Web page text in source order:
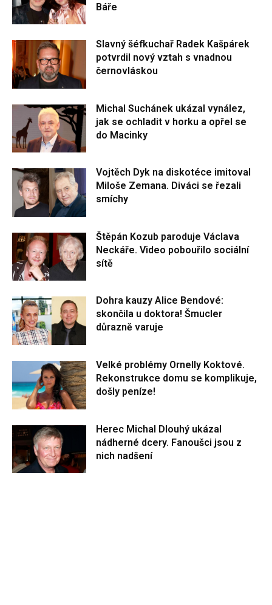
Báře
Slavný šéfkuchař Radek Kašpárek
potvrdil nový vztah s vnadnou
černovláskou
Michal Suchánek ukázal vynález,
jak se ochladit v horku a opřel se
do Macinky
Vojtěch Dyk na diskotéce imitoval
Miloše Zemana. Diváci se řezali
smíchy
Štěpán Kozub paroduje Václava
Neckáře. Video pobouřilo sociální
sítě
Dohra kauzy Alice Bendové:
skončila u doktora! Šmucler
důrazně varuje
Velké problémy Ornelly Koktové.
Rekonstrukce domu se komplikuje,
došly peníze!
Herec Michal Dlouhý ukázal
nádherné dcery. Fanoušci jsou z
nich nadšení